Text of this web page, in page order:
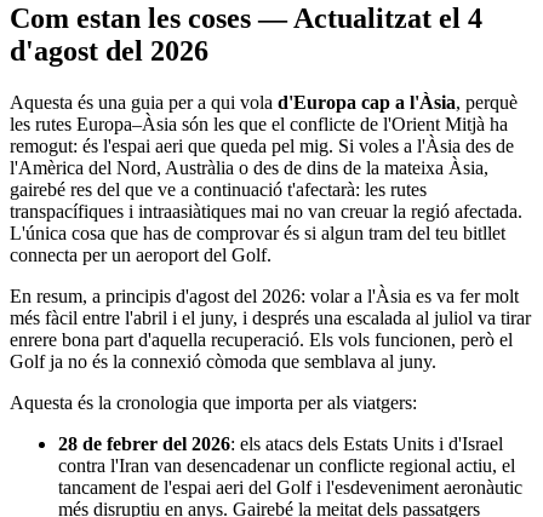
Com estan les coses — Actualitzat el 4
d'agost del 2026
Aquesta és una guia per a qui vola d'Europa cap a l'Àsia, perquè
les rutes Europa–Àsia són les que el conflicte de l'Orient Mitjà ha
remogut: és l'espai aeri que queda pel mig. Si voles a l'Àsia des de
l'Amèrica del Nord, Austràlia o des de dins de la mateixa Àsia,
gairebé res del que ve a continuació t'afectarà: les rutes
transpacífiques i intraasiàtiques mai no van creuar la regió afectada.
L'única cosa que has de comprovar és si algun tram del teu bitllet
connecta per un aeroport del Golf.
En resum, a principis d'agost del 2026: volar a l'Àsia es va fer molt
més fàcil entre l'abril i el juny, i després una escalada al juliol va tirar
enrere bona part d'aquella recuperació. Els vols funcionen, però el
Golf ja no és la connexió còmoda que semblava al juny.
Aquesta és la cronologia que importa per als viatgers:
28 de febrer del 2026: els atacs dels Estats Units i d'Israel
contra l'Iran van desencadenar un conflicte regional actiu, el
tancament de l'espai aeri del Golf i l'esdeveniment aeronàutic
més disruptiu en anys. Gairebé la meitat dels passatgers